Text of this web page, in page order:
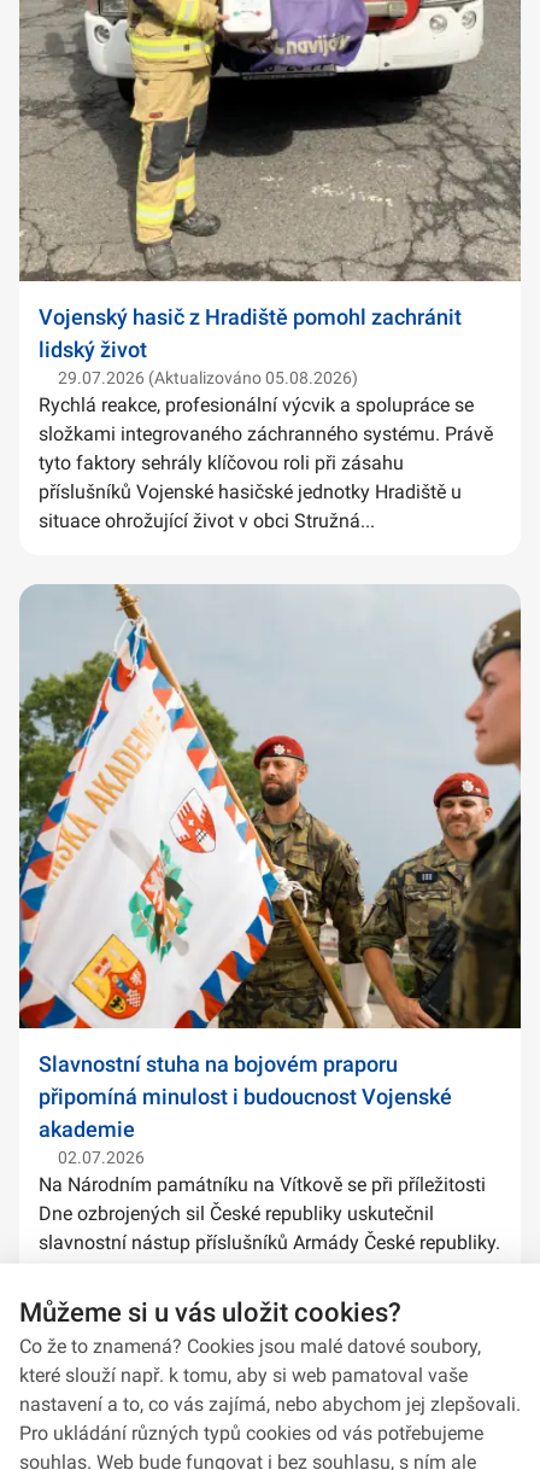
Vojenský hasič z Hradiště pomohl zachránit
lidský život
29.07.2026 (Aktualizováno 05.08.2026)
Rychlá reakce, profesionální výcvik a spolupráce se
složkami integrovaného záchranného systému. Právě
tyto faktory sehrály klíčovou roli při zásahu
příslušníků Vojenské hasičské jednotky Hradiště u
situace ohrožující život v obci Stružná...
Slavnostní stuha na bojovém praporu
připomíná minulost i budoucnost Vojenské
akademie
02.07.2026
Na Národním památníku na Vítkově se při příležitosti
Dne ozbrojených sil České republiky uskutečnil
slavnostní nástup příslušníků Armády České republiky.
stuh na bojové prapory vybranýc...
Můžeme si u vás uložit cookies?
Co že to znamená? Cookies jsou malé datové soubory,
které slouží např. k tomu, aby si web pamatoval vaše
nastavení a to, co vás zajímá, nebo abychom jej zlepšovali.
Pro ukládání různých typů cookies od vás potřebujeme
souhlas. Web bude fungovat i bez souhlasu, s ním ale